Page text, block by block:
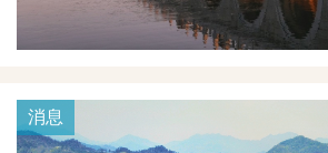
消息